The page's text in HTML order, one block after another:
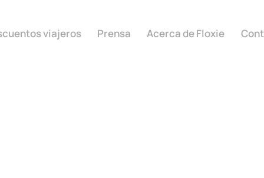
viajeros Prensa Acerca de Floxie